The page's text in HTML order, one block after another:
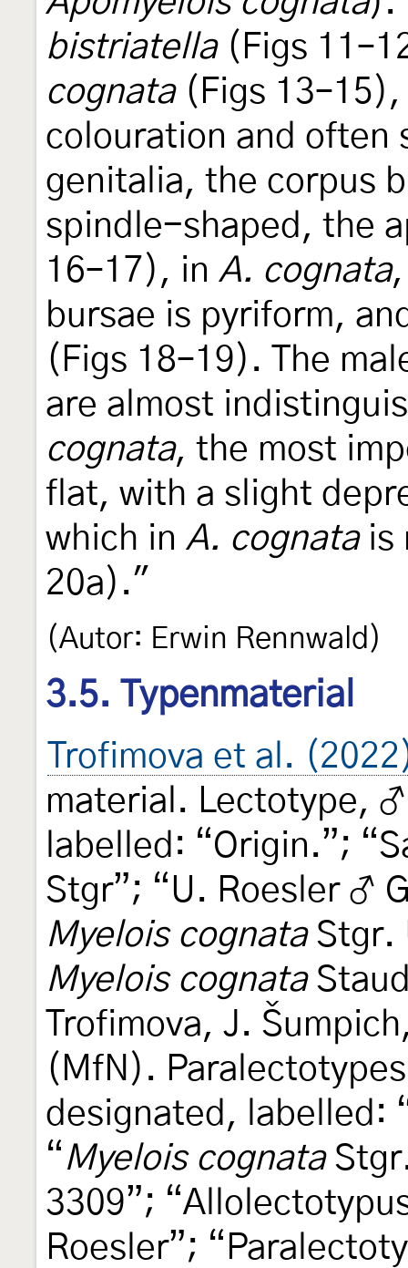
bistriatella(Figs
cognata(Figs 13–15),
colouration and often
genitalia, the corpus
spindle-shaped, the
16–17), in A. cognata
bursae is pyriform,
(Figs 18–19). The
are almost
cognata, the most
flat, with a slight
which in A. cognatais
20a)."
(Autor: Erwin Rennwald)
3.5. Typenmaterial
Trofimova et al.
material. Lectotype,
labelled: “Origin.”;
Stgr”; “U. Roesler ♂
Myelois cognataStgr.
Myelois cognata
Trofimova, J.
(MfN).
designated, labelled:
“Myelois cognata
3309”;
Roesler”;